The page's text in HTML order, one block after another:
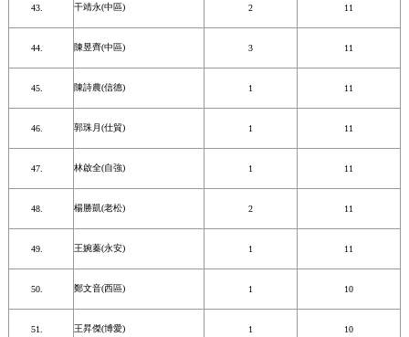
干靖永(中區) 2 11
陳昱齊(中區) 3 11
陳詩農(信德) 1 11
郭珠月(仕貿) 1 11
林啟全(自強) 1 11
楊勝凱(老松) 2 11
王婉蓁(永安) 1 11
鄭文音(西區) 1 10
王昇傑(博愛) 1 10